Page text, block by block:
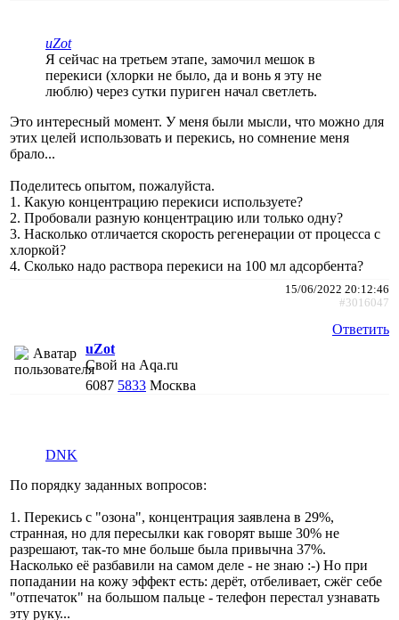
uZot
Я сейчас на третьем этапе, замочил мешок в
перекиси (хлорки не было, да и вонь я эту не
люблю) через сутки пуриген начал светлеть.
Это интересный момент. У меня были мысли, что можно для
этих целей использовать и перекись, но сомнение меня
брало...
Поделитесь опытом, пожалуйста.
1. Какую концентрацию перекиси используете?
2. Пробовали разную концентрацию или только одну?
3. Насколько отличается скорость регенерации от процесса с
хлоркой?
4. Сколько надо раствора перекиси на 100 мл адсорбента?
15/06/2022 20:12:46
#3016047
Ответить
uZot
Свой на Aqa.ru
6087 5833 Москва
DNK
По порядку заданных вопросов:
1. Перекись с "озона", концентрация заявлена в 29%,
странная, но для пересылки как говорят выше 30% не
разрешают, так-то мне больше была привычна 37%.
Насколько её разбавили на самом деле - не знаю :-) Но при
попадании на кожу эффект есть: дерёт, отбеливает, сжёг себе
"отпечаток" на большом пальце - телефон перестал узнавать
эту руку...